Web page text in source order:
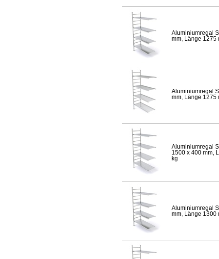
Aluminiumregal
mm, Länge 1275
Aluminiumregal
mm, Länge 1275
Aluminiumregal
1500 x 400 mm,
kg
Aluminiumregal
mm, Länge 1300